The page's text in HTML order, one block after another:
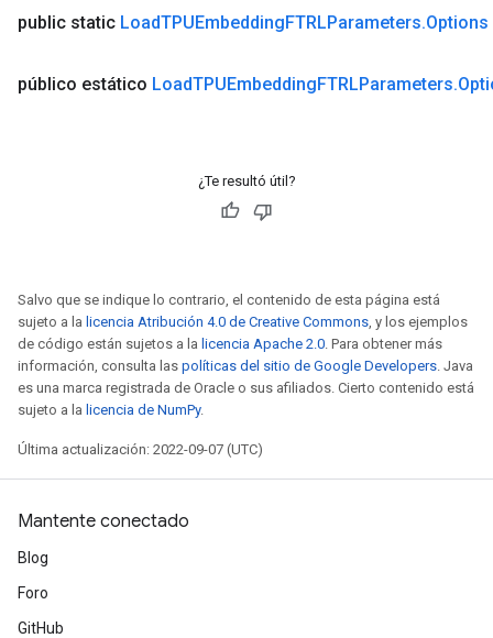
public static LoadTPUEmbeddingFTRLParameters.Options
público estático LoadTPUEmbeddingFTRLParameters.
¿Te resultó útil?
Salvo que se indique lo contrario, el contenido de esta página está
sujeto a la licencia Atribución 4.0 de Creative Commons, y los ejemplos
de código están sujetos a la licencia Apache 2.0. Para obtener más
información, consulta las políticas del sitio de Google Developers. Java
es una marca registrada de Oracle o sus afiliados. Cierto contenido está
sujeto a la licencia de NumPy.
Última actualización: 2022-09-07 (UTC)
Mantente conectado
Blog
Foro
GitHub